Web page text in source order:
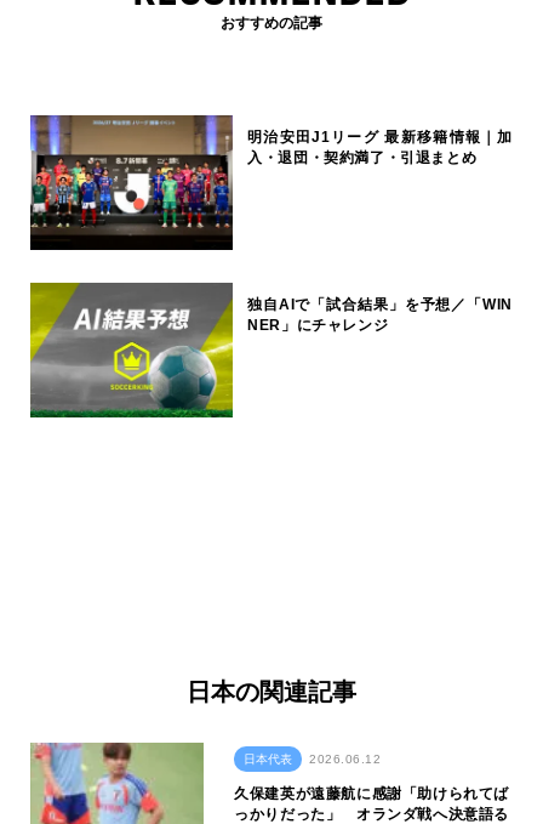
おすすめの記事
明治安田J1リーグ 最新移籍情報｜加
入・退団・契約満了・引退まとめ
独自AIで「試合結果」を予想／「WIN
NER」にチャレンジ
日本の関連記事
日本代表 2026.06.12
久保建英が遠藤航に感謝「助けられてば
っかりだった」 オランダ戦へ決意語る